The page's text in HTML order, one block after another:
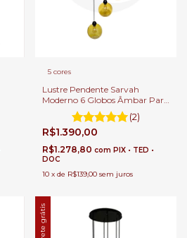
5 cores
Lustre Pendente Sarvah
Moderno 6 Globos Âmbar Para
Escadas e Casas Pé Direito
Duplo e Alto.
(2)
R$1.390,00
R$1.278,80 com PIX • TED •
DOC
10 x de R$139,00 sem juros
Frete grátis